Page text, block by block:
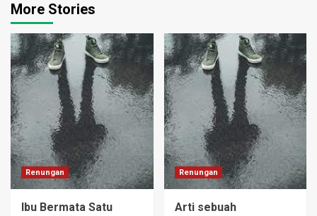
More Stories
Renungan
Ibu Bermata Satu
Renungan
Arti sebuah